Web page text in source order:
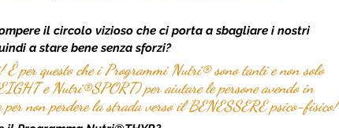
il circolo vizioso che ci porta a sbagliare i nostri
a stare bene senza sforzi?
È per questo che i Programmi Nutri® sono tanti e non solo
e Nutri®SPORT) per aiutare le persone avendo in
per non perdere la strada verso il BENESSERE psico-fisico!